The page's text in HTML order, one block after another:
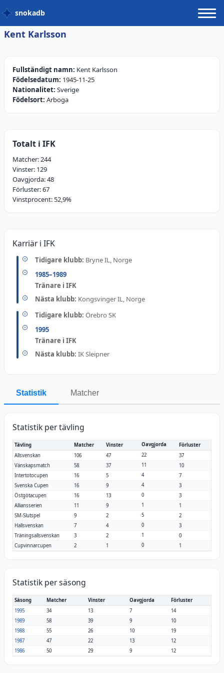
snokadb
Kent Karlsson
Fullständigt namn: Kent Karlsson
Födelsedatum: 1945-11-25
Nationalitet: Sverige
Födelsort: Arboga
Totalt i IFK
Matcher:244
Vinster: 129
Oavgjorda:48
Förluster:67
Vinstprocent: 52,9%
Karriär i IFK
Tidigare klubb: Bryne IL, Norge
1985–1989
Tränare i IFK
Nästa klubb: Kongsvinger IL, Norge
Tidigare klubb: Örebro SK
1995
Tränare i IFK
Nästa klubb: IK Sleipner
Statistik Matcher
Statistik per tävling
Tävling Matcher Vinster Oavgjorda
Förluster
Allsvenskan
106 47 22
37
Vänskapsmatch
58 37 11
10
Intertotocupen
16 5 4
7
Svenska Cupen
16 9 4
3
Östgötacupen
16 13 0
3
Alliansserien
11 9 1
1
SM-Slutspel
9 2 5
2
Hallsvenskan
7 4 0
3
Träningsallsvenskan
3 2 1
0
Cupvinnarcupen
2 1 0 1
Statistik per säsong
Säsong Matcher Vinster Oavgjorda
Förluster
1995
34 13 7
14
1989
58 39 9
10
1988
55 26 10
19
1987
47 22 13
12
1986
50 29 9 12